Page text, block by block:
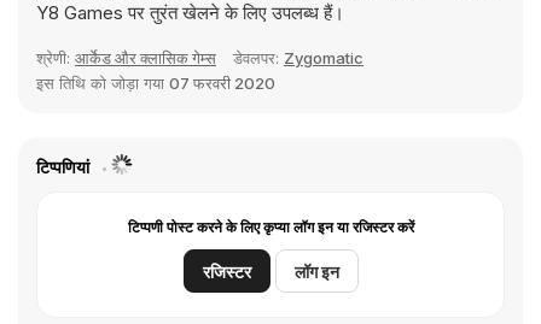
Y8 Games पर तुरंत खेलने के लिए उपलब्ध हैं।
श्रेणी: आर्केड और क्लासिक गेम्स डेवलपर: Zygomatic
इस तिथि को जोड़ा गया 07 फरवरी 2020
टिप्पणियां
टिप्पणी पोस्ट करने के लिए कृप्या लॉग इन या रजिस्टर करें
रजिस्टर लॉग इन